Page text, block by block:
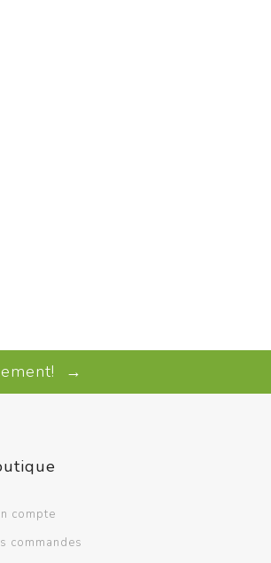
→
compte
commandes